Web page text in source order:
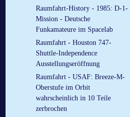
Raumfahrt-History - 1985: D-1-
Mission - Deutsche
Funkamateure im Spacelab
Raumfahrt - Houston 747-
Shuttle-Independence
Ausstellungseröffnung
Raumfahrt - USAF: Breeze-M-
Oberstufe im Orbit
wahrscheinlich in 10 Teile
zerbrochen